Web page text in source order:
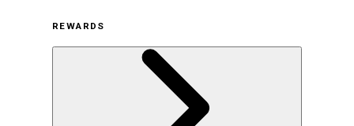
オンラインストア利用規約
プライバシーポリシー
特定商取引法に基づく表示
古物営業法に基づく表示
REWARDS